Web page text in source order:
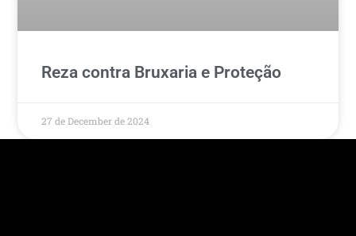
Reza contra Bruxaria e Proteção
27 de December de 2024